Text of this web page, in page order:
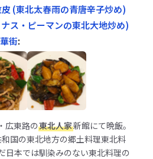
(東北太春雨の青唐辛子炒め)
ス・ピーマンの東北大地炒め)
街:
広東路の東北人家新館にて晩飯。
国の東北地方の郷土料理東北料
日本では馴染みのない東北料理の